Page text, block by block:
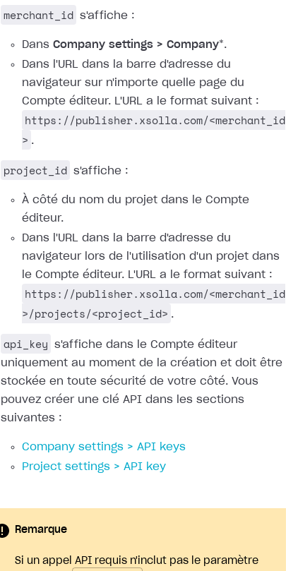
merchant_id s'affiche :
Dans Company settings > Company*.
Dans l'URL dans la barre d'adresse du
navigateur sur n'importe quelle page du
Compte éditeur. L'URL a le format suivant :
https://publisher.xsolla.com/<merchant_id
> .
project_id s'affiche :
À côté du nom du projet dans le Compte
éditeur.
Dans l'URL dans la barre d'adresse du
navigateur lors de l'utilisation d'un projet dans
le Compte éditeur. L'URL a le format suivant :
https://publisher.xsolla.com/<merchant_id
>/projects/<project_id> .
api_key
s'affiche dans le Compte éditeur
uniquement au moment de la création et doit être
stockée en toute sécurité de votre côté. Vous
pouvez créer une clé API dans les sections
suivantes :
Company settings > API keys
Project settings > API key
Remarque
Si un appel API requis n'inclut pas le paramètre